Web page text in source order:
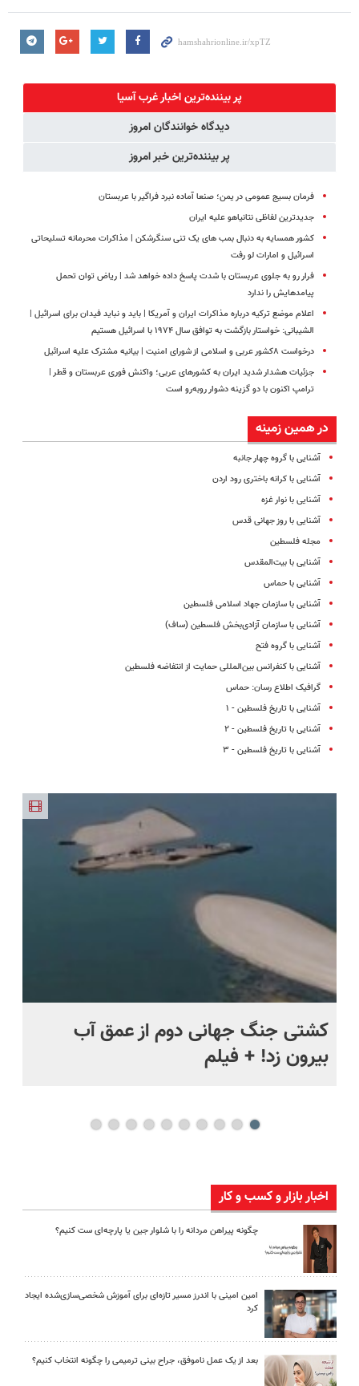
پر بیننده‌ترین اخبار غرب آسیا
دیدگاه خوانندگان امروز
پر بیننده‌ترین خبر امروز
فرمان بسیج عمومی در یمن؛ صنعا آماده نبرد فراگیر با عربستان
جدیدترین لفاظی نتانیاهو علیه ایران
کشور همسایه به دنبال بمب های یک تنی سنگرشکن | مذاکرات محرمانه تسلیحاتی
اسرائیل و امارات لو رفت
فرار رو به جلوی عربستان با شدت پاسخ داده خواهد شد | ریاض توان تحمل
پیامدهایش را ندارد
اعلام موضع ترکیه درباره مذاکرات ایران و آمریکا | باید و نباید فیدان برای اسرائیل |
الشیبانی: خواستار بازگشت به توافق سال ۱۹۷۴ با اسرائیل هستیم
درخواست ۸کشور عربی و اسلامی از شورای امنیت | بیانیه مشترک علیه اسرائیل
جزئیات هشدار شدید ایران به کشورهای عربی؛ واکنش فوری عربستان و قطر |
ترامپ اکنون با دو گزینه دشوار روبه‌رو است
در همین زمینه
آشنایی با گروه چهار جانبه
آشنایی با کرانه‌ باختری‌ رود اردن
آشنایی با نوار غزه
آشنایی با روز جهانی قدس
مجله فلسطین
آشنایی با بیت‌المقدس
آشنایی با حماس
آشنایی با سازمان‌ جهاد اسلامی‌ فلسطین
آشنایی با سازمان آزادی‌بخش فلسطین (ساف)
آشنایی با گروه فتح
آشنایی با کنفرانس بین‌المللی حمایت از انتفاضه فلسطین
گرافیک اطلاع رسان: حماس
آشنایی با تاریخ فلسطین - ۱
آشنایی با تاریخ فلسطین - ۲
آشنایی با تاریخ فلسطین - ۳
کشتی‌ جنگ جهانی دوم از عمق آب
بیرون زد! + فیلم
اخبار بازار و کسب و کار
چگونه پیراهن مردانه را با شلوار جین یا پارچه‌ای ست کنیم؟
امین امینی با اندرز مسیر تازه‌ای برای آموزش شخصی‌سازی‌شده ایجاد
کرد
بعد از یک عمل ناموفق، جراح بینی ترمیمی را چگونه انتخاب کنیم؟